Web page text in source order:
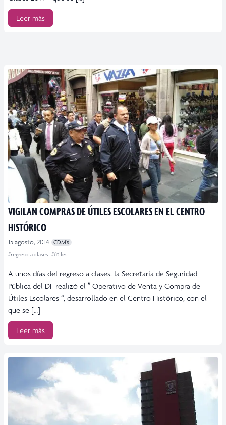
Leer más
VIGILAN COMPRAS DE ÚTILES ESCOLARES EN EL CENTRO
HISTÓRICO
15 agosto, 2014
CDMX
#regreso a clases #útiles
A unos días del regreso a clases, la Secretaría de Seguridad
Pública del DF realizó el ” Operativo de Venta y Compra de
Útiles Escolares “, desarrollado en el Centro Histórico, con el
que se […]
Leer más